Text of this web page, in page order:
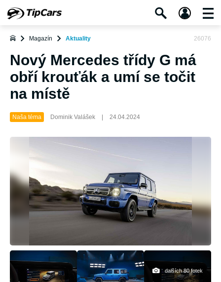
Magazín Aktuality 26076
Nový Mercedes třídy G má
obří krouťák a umí se točit
na místě
Naša téma Dominik Valášek 24.04.2024
dalších 80 fotek